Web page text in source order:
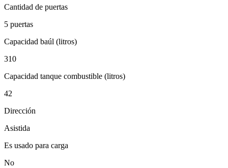
Cantidad de puertas
5 puertas
Capacidad baúl (litros)
310
Capacidad tanque combustible (litros)
42
Dirección
Asistida
Es usado para carga
No